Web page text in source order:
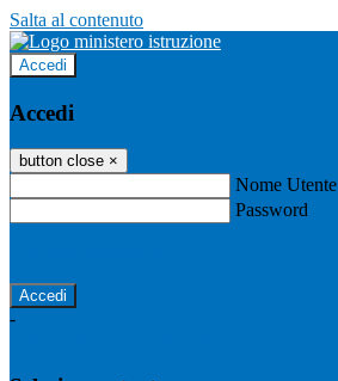
Salta al contenuto
Accedi
Accedi
button close ×
Nome Utente
Password
-